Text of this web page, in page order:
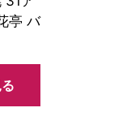
亭 バ